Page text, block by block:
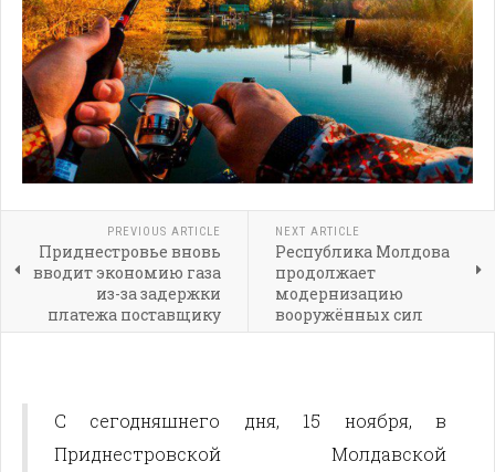
PREVIOUS ARTICLE
Приднестровье вновь
вводит экономию газа
из-за задержки
платежа поставщику
NEXT ARTICLE
Республика Молдова
продолжает
модернизацию
вооружённых сил
С сегодняшнего дня, 15 ноября, в
Приднестровской Молдавской